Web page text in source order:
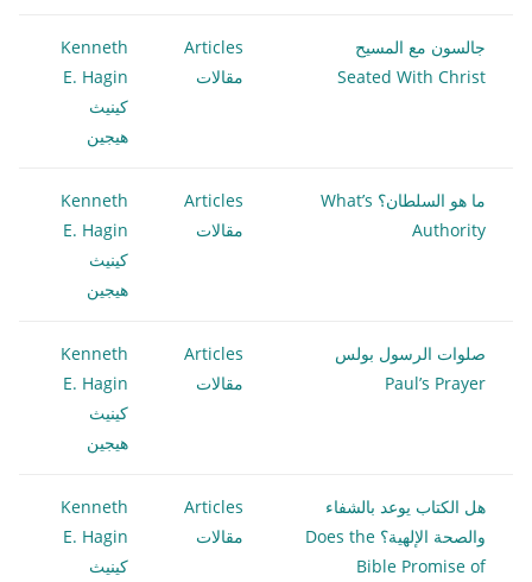
جالسون مع المسيح
Seated With Christ
Articles
مقالات
Kenneth
E. Hagin
كينيث
هيجين
ما هو السلطان؟ What’s
Authority
Articles
مقالات
Kenneth
E. Hagin
كينيث
هيجين
صلوات الرسول بولس
Paul’s Prayer
Articles
مقالات
Kenneth
E. Hagin
كينيث
هيجين
هل الكتاب يوعد بالشفاء
والصحة الإلهية؟ Does the
Bible Promise of
Articles
مقالات
Kenneth
E. Hagin
كينيث